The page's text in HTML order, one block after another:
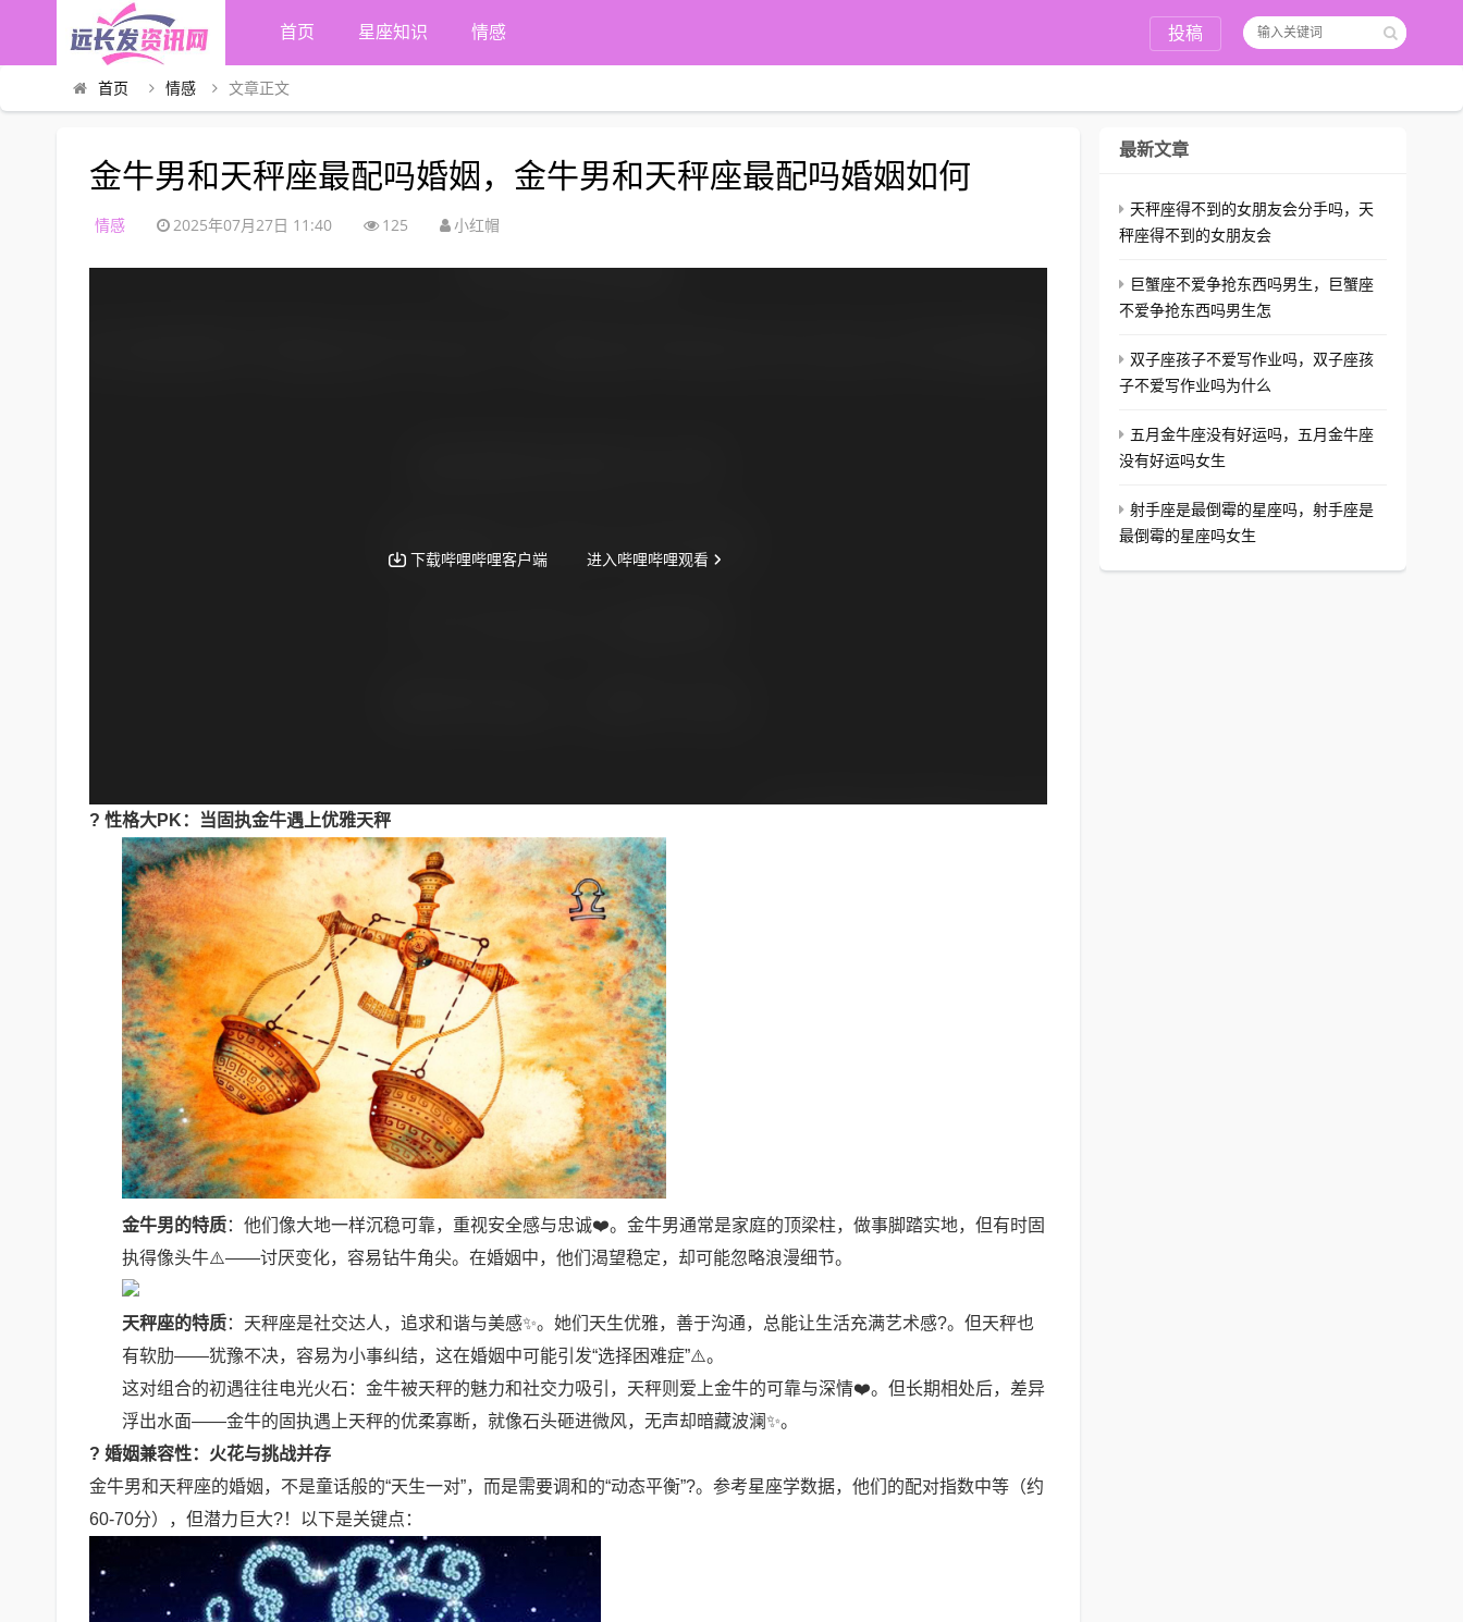
首页 星座知识 情感 投稿
首页 情感 文章正文
金牛男和天秤座最配吗婚姻，金牛男和天秤座最配吗婚姻如何
情感 2025年07月27日 11:40 125 小红帽
? 性格大PK：当固执金牛遇上优雅天秤
金牛男的特质：他们像大地一样沉稳可靠，重视安全感与忠诚❤️。金牛男通常是家庭的顶梁柱，做事脚踏实地，但有时固
执得像头牛⚠️——讨厌变化，容易钻牛角尖。在婚姻中，他们渴望稳定，却可能忽略浪漫细节。
天秤座的特质：天秤座是社交达人，追求和谐与美感✨。她们天生优雅，善于沟通，总能让生活充满艺术感?。但天秤也
有软肋——犹豫不决，容易为小事纠结，这在婚姻中可能引发“选择困难症”⚠️。
这对组合的初遇往往电光火石：金牛被天秤的魅力和社交力吸引，天秤则爱上金牛的可靠与深情❤️。但长期相处后，差异
浮出水面——金牛的固执遇上天秤的优柔寡断，就像石头砸进微风，无声却暗藏波澜✨。
? 婚姻兼容性：火花与挑战并存
金牛男和天秤座的婚姻，不是童话般的“天生一对”，而是需要调和的“动态平衡”?。参考星座学数据，他们的配对指数中等（约
60-70分），但潜力巨大?！以下是关键点：
最新文章
天秤座得不到的女朋友会分手吗，天
秤座得不到的女朋友会
巨蟹座不爱争抢东西吗男生，巨蟹座
不爱争抢东西吗男生怎
双子座孩子不爱写作业吗，双子座孩
子不爱写作业吗为什么
五月金牛座没有好运吗，五月金牛座
没有好运吗女生
射手座是最倒霉的星座吗，射手座是
最倒霉的星座吗女生